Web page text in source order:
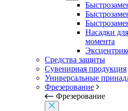
Насадки
момента
Средства защиты
Сувенирная продукция
Универсальные
Фрезерование
Фрезерование